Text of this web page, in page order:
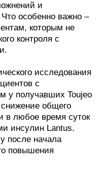
и
особенно важно –
которым не
контроля с
исследования
с
у получавших Toujeo
общего
в любое время суток
инсулин Lantus.
после начала
повышения